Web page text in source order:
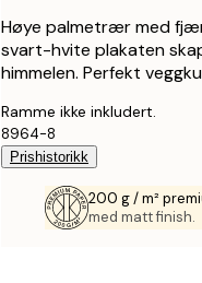
Høye palmetrær med
svart-hvite plakaten
himmelen. Perfekt
Ramme ikke inkludert.
8964-8
Prishistorikk
200 g / m²
med matt finish.